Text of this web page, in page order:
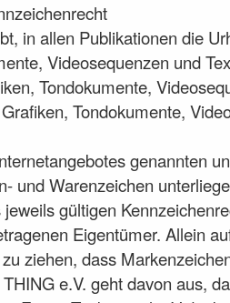
in allen Publikationen die
Videosequenzen und
Tondokumente,
Tondokumente,
genannten
und Warenzeichen
gültigen
Eigentümer. Allein
ziehen, dass
e.V. geht davon aus,